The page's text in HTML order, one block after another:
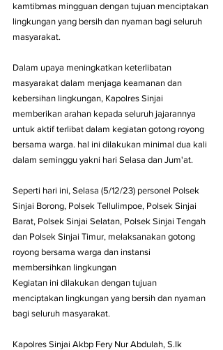
kamtibmas mingguan dengan tujuan menciptakan
lingkungan yang bersih dan nyaman bagi seluruh
masyarakat.
Dalam upaya meningkatkan keterlibatan
masyarakat dalam menjaga keamanan dan
kebersihan lingkungan, Kapolres Sinjai
memberikan arahan kepada seluruh jajarannya
untuk aktif terlibat dalam kegiatan gotong royong
bersama warga. hal ini dilakukan minimal dua kali
dalam seminggu yakni hari Selasa dan Jum'at.
Seperti hari ini, Selasa (5/12/23) personel Polsek
Sinjai Borong, Polsek Tellulimpoe, Polsek Sinjai
Barat, Polsek Sinjai Selatan, Polsek Sinjai Tengah
dan Polsek Sinjai Timur, melaksanakan gotong
royong bersama warga dan instansi
membersihkan lingkungan
Kegiatan ini dilakukan dengan tujuan
menciptakan lingkungan yang bersih dan nyaman
bagi seluruh masyarakat.
Kapolres Sinjai Akbp Fery Nur Abdulah, S.Ik